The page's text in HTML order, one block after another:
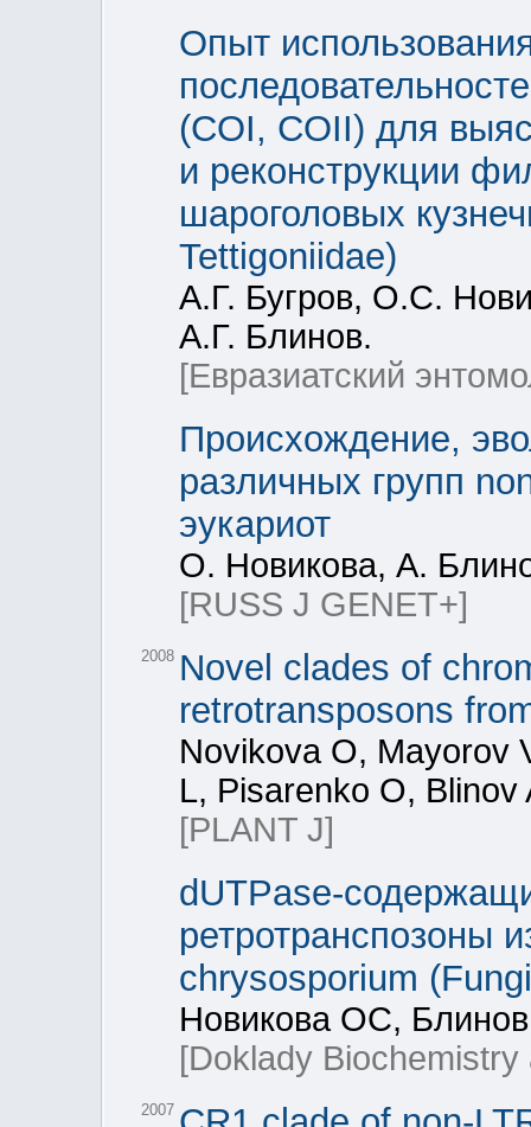
Опыт
(COI, COII) для
и реконструкции
шароголовых
Tettigoniidae)
А.Г. Бугров, О.С.
А.Г. Блинов.
[Евразиатский
Происхождение,
различных групп
эукариот
О. Новикова, А.
[RUSS J GENET+]
2008 Novel clades of
retrotransposons
Novikova O, Mayorov
L, Pisarenko O, Blinov
[PLANT J]
dUTPase-
ретротранспозоны
chrysosporium
Новикова ОС,
[Doklady
2007